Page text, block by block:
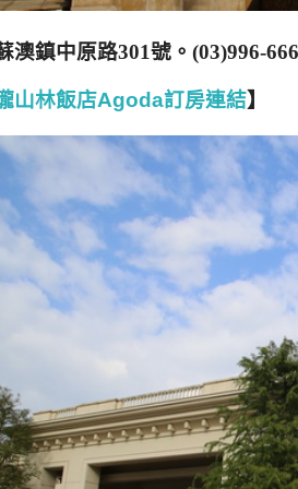
澳鎮中原路301號。 (03)996-
山林飯店Agoda訂房連結】